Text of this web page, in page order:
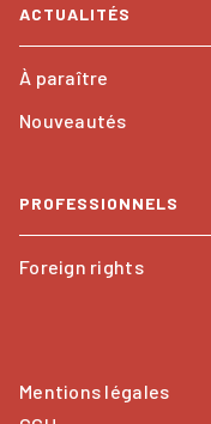
ACTUALITÉS
À paraître
Nouveautés
PROFESSIONNELS
Foreign rights
Mentions légales